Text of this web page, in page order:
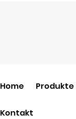
Home Produkte
Kontakt